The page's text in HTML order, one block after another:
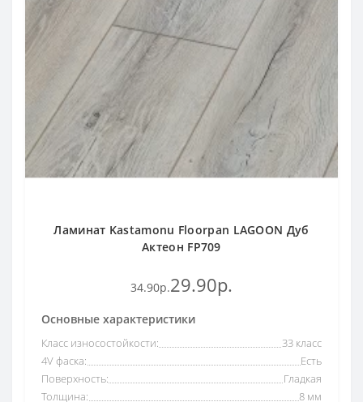
Ламинат Kastamonu Floorpan LAGOON Дуб
Актеон FP709
34.90р.29.90р.
Основные характеристики
Класс износостойкости:
33 класс
4V фаска:
Есть
Поверхность:
Гладкая
Толщина:
8 мм